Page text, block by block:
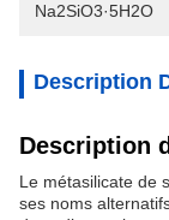
Na2SiO3·5H2O
Description
Description
Le métasilicate de
ses noms